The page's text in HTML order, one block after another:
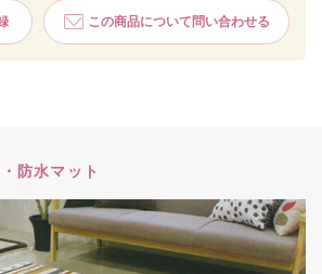
この商品について問い合わせる
防水マット